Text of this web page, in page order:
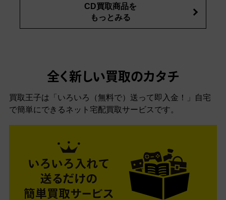
CD買取商品を
もっとみる
全く新しい買取のカタチ
買取王子は「いろいろ（無料で）送って即入金！」自宅
で簡単にできるネット宅配買取サービスです。